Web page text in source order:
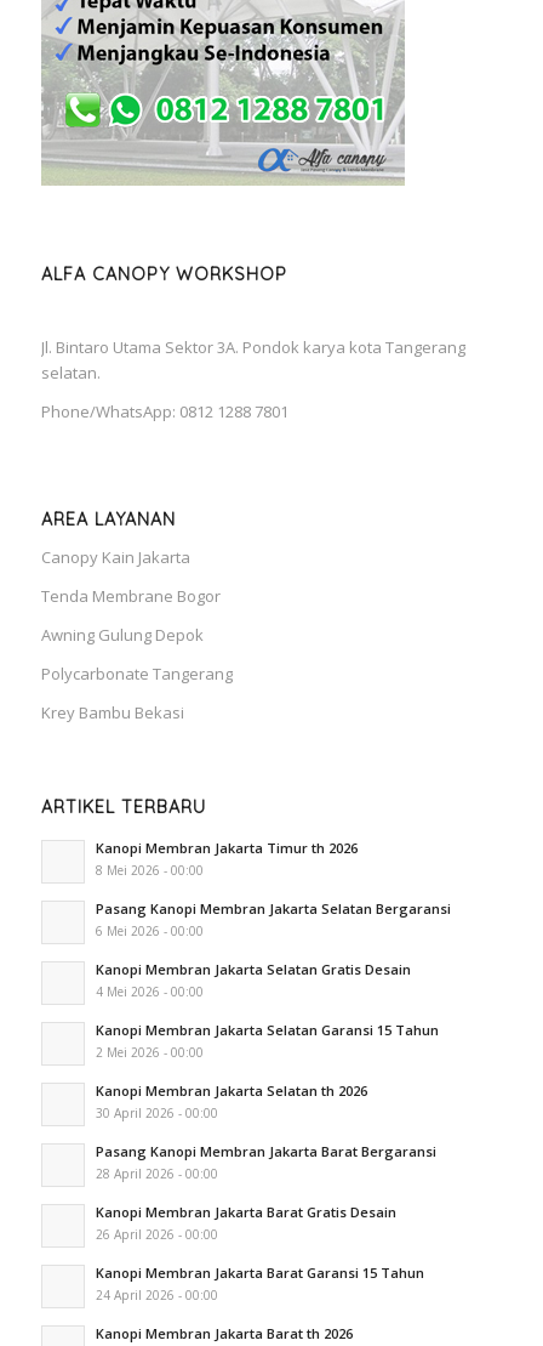
ALFA CANOPY WORKSHOP
Jl. Bintaro Utama Sektor 3A. Pondok karya kota Tangerang
selatan.
Phone/WhatsApp: 0812 1288 7801
AREA LAYANAN
Canopy Kain Jakarta
Tenda Membrane Bogor
Awning Gulung Depok
Polycarbonate Tangerang
Krey Bambu Bekasi
ARTIKEL TERBARU
Kanopi Membran Jakarta Timur th 2026
8 Mei 2026 - 00:00
Pasang Kanopi Membran Jakarta Selatan Bergaransi
6 Mei 2026 - 00:00
Kanopi Membran Jakarta Selatan Gratis Desain
4 Mei 2026 - 00:00
Kanopi Membran Jakarta Selatan Garansi 15 Tahun
2 Mei 2026 - 00:00
Kanopi Membran Jakarta Selatan th 2026
30 April 2026 - 00:00
Pasang Kanopi Membran Jakarta Barat Bergaransi
28 April 2026 - 00:00
Kanopi Membran Jakarta Barat Gratis Desain
26 April 2026 - 00:00
Kanopi Membran Jakarta Barat Garansi 15 Tahun
24 April 2026 - 00:00
Kanopi Membran Jakarta Barat th 2026